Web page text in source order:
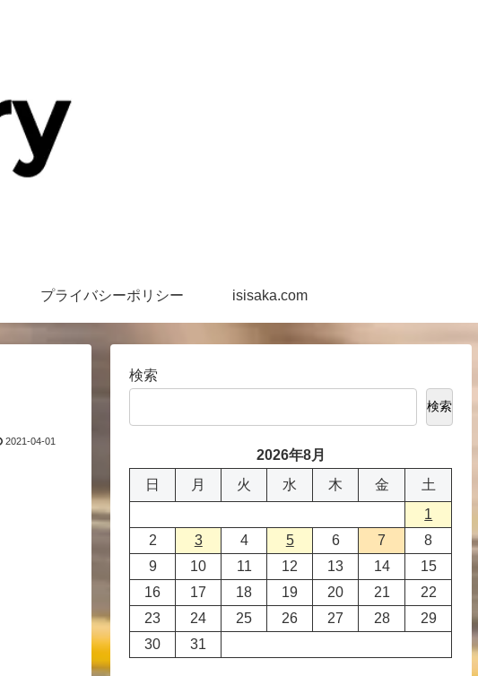
プライバシーポリシー isisaka.com
2021-04-01
検索
検索
2026年8月
日
月 火 水 木 金
土
1
2
3 4 5 6 7
8
9
10 11 12 13 14
15
16
17 18 19 20 21
22
23
24 25 26 27 28
29
30
31